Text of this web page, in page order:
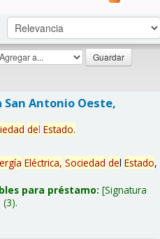
Antonio Oeste,
del Estado.
Eléctrica, Sociedad del Estado,
para préstamo: Signatura
(3).